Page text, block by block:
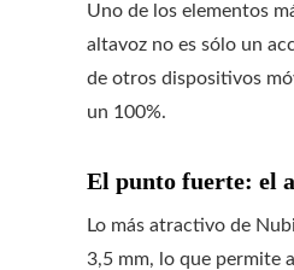
Uno de los elementos
altavoz no es sólo un
de otros dispositivos
un 100%.
El punto fuerte: el
Lo más atractivo de
3,5 mm, lo que permite